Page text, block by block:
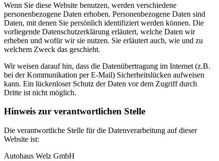
Wenn Sie diese Website benutzen, werden verschiedene
personenbezogene Daten erhoben. Personenbezogene Daten sind
Daten, mit denen Sie persönlich identifiziert werden können. Die
vorliegende Datenschutzerklärung erläutert, welche Daten wir
erheben und wofür wir sie nutzen. Sie erläutert auch, wie und zu
welchem Zweck das geschieht.
Wir weisen darauf hin, dass die Datenübertragung im Internet (z.B.
bei der Kommunikation per E-Mail) Sicherheitslücken aufweisen
kann. Ein lückenloser Schutz der Daten vor dem Zugriff durch
Dritte ist nicht möglich.
Hinweis zur verantwortlichen Stelle
Die verantwortliche Stelle für die Datenverarbeitung auf dieser
Website ist:
Autohaus Welz GmbH